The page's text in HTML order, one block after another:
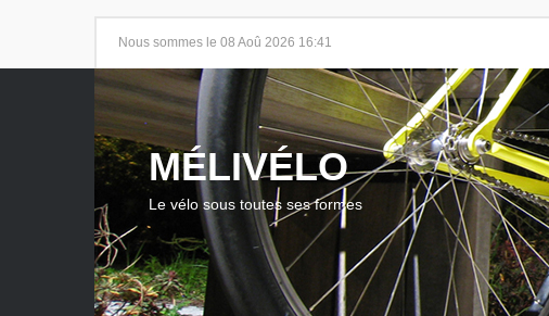
Nous sommes le 08 Aoû 2026 16:41
MÉLIVÉLO
Le vélo sous toutes ses formes